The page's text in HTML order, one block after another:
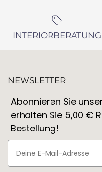
INTERIORBERATUNG
NEWSLETTER
Abonnieren Sie
erhalten Sie 5,00 €
Bestellung!